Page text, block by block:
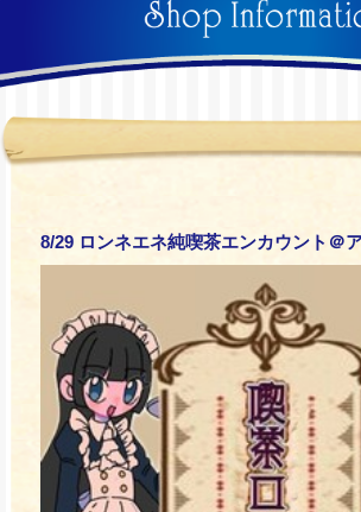
8/29 ロンネエネ純喫茶エンカウント＠